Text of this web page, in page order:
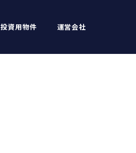
投資用物件 運営会社